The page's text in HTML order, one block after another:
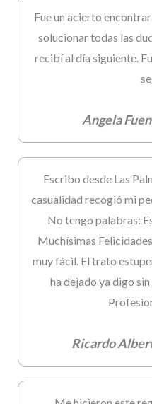
Fue un acierto
solucionar todas las
recibí al día siguiente.
Angela
Escribo desde Las
casualidad recogió mi
No tengo palabras:
Muchísimas
muy fácil. El trato
ha dejado ya digo
Ricardo